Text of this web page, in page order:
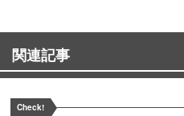
関連記事
Check!